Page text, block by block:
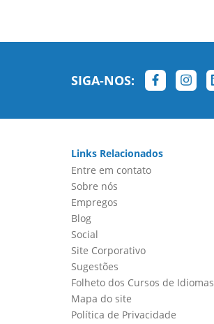
SIGA-NOS:
Links Relacionados
Entre em contato
Sobre nós
Empregos
Blog
Social
Site Corporativo
Sugestões
Folheto dos Cursos de Idiomas
Mapa do site
Política de Privacidade